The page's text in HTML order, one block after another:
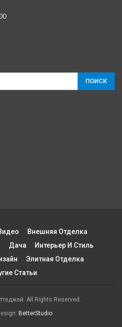
Внешняя Отделка
Дача
Интерьер И Стиль
Элитная Отделка
Статьи
All Rights Reserved.
BetterStudio